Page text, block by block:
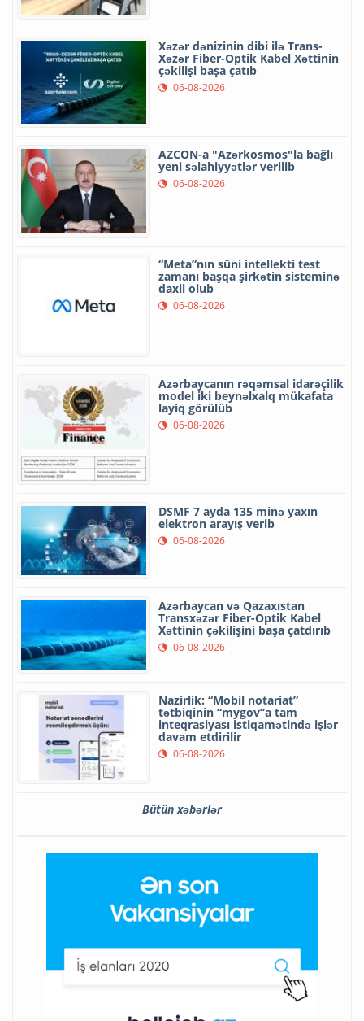
Xəzər dənizinin dibi ilə Trans-
Xəzər Fiber-Optik Kabel Xəttinin
çəkilişi başa çatıb
06-08-2026
AZCON-a "Azərkosmos"la bağlı
yeni səlahiyyətlər verilib
06-08-2026
“Meta”nın süni intellekti test
zamanı başqa şirkətin sisteminə
daxil olub
06-08-2026
Azərbaycanın rəqəmsal idarəçilik
model iki beynəlxalq mükafata
layiq görülüb
06-08-2026
DSMF 7 ayda 135 minə yaxın
elektron arayış verib
06-08-2026
Azərbaycan və Qazaxıstan
Transxəzər Fiber-Optik Kabel
Xəttinin çəkilişini başa çatdırıb
06-08-2026
Nazirlik: “Mobil notariat”
tətbiqinin “mygov”a tam
inteqrasiyası istiqamətində işlər
davam etdirilir
06-08-2026
Bütün xəbərlər